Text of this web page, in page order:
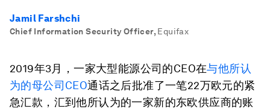
Jamil Farshchi
Chief Information Security Officer, Equifax
2019年3月，一家大型能源公司的CEO在与他所认
为的母公司CEO通话之后批准了一笔22万欧元的紧
急汇款，汇到他所认为的一家新的东欧供应商的账